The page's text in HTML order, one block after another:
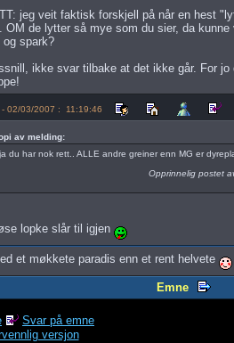
jeg veit faktisk forskjell på når en hest
OM de lytter så mye som du sier, da
spark?
ikke svar tilbake at det ikke går. For jo
- 02/03/2007 : 11:19:46
av melding:
ja du har nok rett.. ALLE andre greiner enn MG er
Opprinnelig postet
lopke slår til igjen
et møkkete paradis enn et rent helvete
Emne
Svar på emne
versjon